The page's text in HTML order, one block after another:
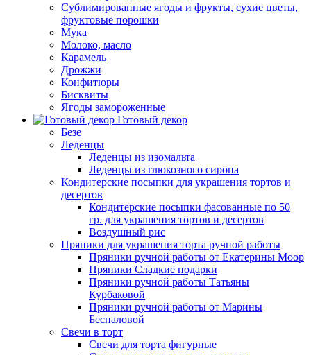
Сублимированные ягоды и фрукты, сухие цветы,
фруктовые порошки
Мука
Молоко, масло
Карамель
Дрожжи
Конфитюры
Бисквиты
Ягоды замороженные
Готовый декор
Безе
Леденцы
Леденцы из изомальта
Леденцы из глюкозного сиропа
Кондитерские посыпки для украшения тортов и
десертов
Кондитерские посыпки фасованные по 50
гр. для украшения тортов и десертов
Воздушный рис
Пряники для украшения торта ручной работы
Пряники ручной работы от Екатерины Моор
Пряники Сладкие подарки
Пряники ручной работы Татьяны
Курбаковой
Пряники ручной работы от Марины
Беспаловой
Свечи в торт
Свечи для торта фигурные